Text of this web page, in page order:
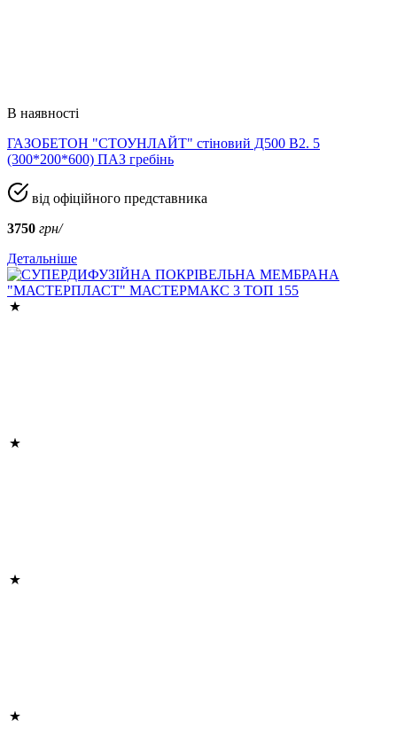
В наявності
ГАЗОБЕТОН "СТОУНЛАЙТ" стіновий Д500 В2. 5
(300*200*600) ПАЗ гребінь
від офіційного представника
3750 грн/
Детальніше